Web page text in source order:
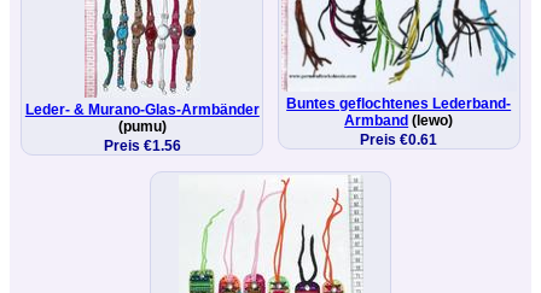
Leder- & Murano-Glas-Armbänder
(pumu)
Preis €1.56
Buntes geflochtenes Lederband-
Armband (lewo)
Preis €0.61